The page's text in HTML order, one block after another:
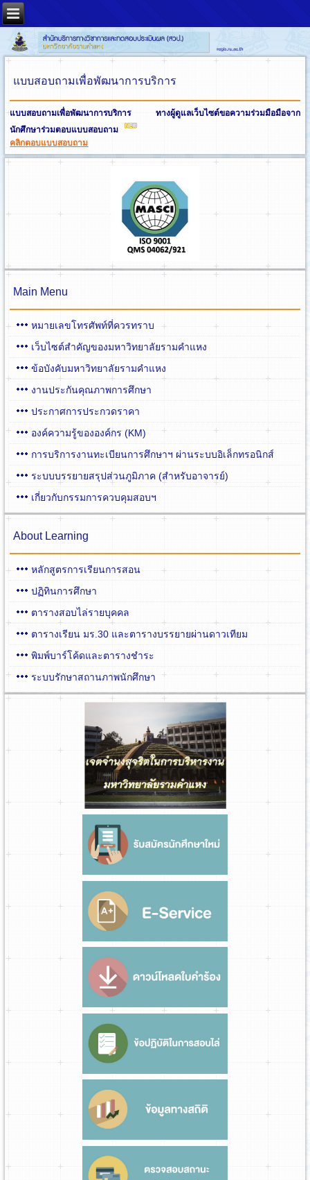
แบบสอบถามเพื่อพัฒนาการบริการ
แบบสอบถามเพื่อพัฒนาการบริการ ทางผู้ดูแลเว็บไซต์ขอความร่วมมือมือจาก
นักศึกษาร่วมตอบแบบสอบถาม
คลิกตอบแบบสอบถาม
Main Menu
หมายเลขโทรศัพท์ที่ควรทราบ
เว็บไซต์สำคัญของมหาวิทยาลัยรามคำแหง
ข้อบังคับมหาวิทยาลัยรามคำแหง
งานประกันคุณภาพการศึกษา
ประกาศการประกวดราคา
องค์ความรู้ขององค์กร (KM)
การบริการงานทะเบียนการศึกษาฯ ผ่านระบบอิเล็กทรอนิกส์
ระบบบรรยายสรุปส่วนภูมิภาค (สำหรับอาจารย์)
เกี่ยวกับกรรมการควบคุมสอบฯ
About Learning
หลักสูตรการเรียนการสอน
ปฏิทินการศึกษา
ตารางสอบไล่รายบุคคล
ตารางเรียน มร.30 และตารางบรรยายผ่านดาวเทียม
พิมพ์บาร์โค้ดและตารางชำระ
ระบบรักษาสถานภาพนักศึกษา